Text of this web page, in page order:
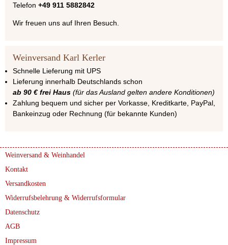
Telefon +49 911 5882842
Wir freuen uns auf Ihren Besuch.
Weinversand Karl Kerler
Schnelle Lieferung mit UPS
Lieferung innerhalb Deutschlands schon
ab 90 € frei Haus (für das Ausland gelten andere Konditionen)
Zahlung bequem und sicher per Vorkasse, Kreditkarte, PayPal,
Bankeinzug oder Rechnung (für bekannte Kunden)
Weinversand & Weinhandel
Kontakt
Versandkosten
Widerrufsbelehrung & Widerrufsformular
Datenschutz
AGB
Impressum